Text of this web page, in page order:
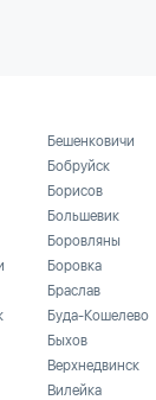
Бешенковичи
Бобруйск
Борисов
Большевик
Боровляны
Боровка
Браслав
Буда-Кошелево
Быхов
Верхнедвинск
Вилейка